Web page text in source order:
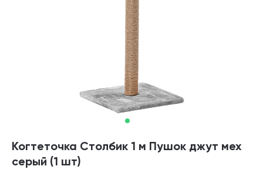
Когтеточка Столбик 1 м Пушок джут мех
серый (1 шт)